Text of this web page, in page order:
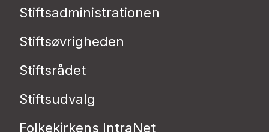
Stiftsadministrationen
Stiftsøvrigheden
Stiftsrådet
Stiftsudvalg
Folkekirkens IntraNet